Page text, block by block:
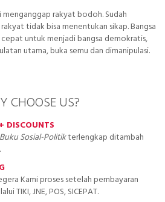
menganggap rakyat bodoh. Sudah
tidak bisa menentukan sikap. Bangsa
untuk menjadi bangsa demokratis,
utama, buka semu dan dimanipulasi.
CHOOSE US?
DISCOUNTS
Buku Sosial-Politikterlengkap ditambah
Kami proses setelah pembayaran
TIKI, JNE, POS, SICEPAT.